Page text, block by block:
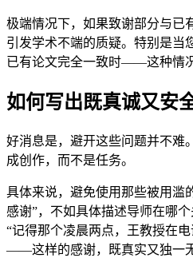
极端情况下，如果致谢部分与已
引发学术不端的质疑。特别是当
已有论文完全一致时——这种情
如何写出既真诚又安
好消息是，避开这些问题并不难
成创作，而不是任务。
具体来说，避免使用那些被用滥
感谢”，不如具体描述导师在哪
“记得那个凌晨两点，王教授在
——这样的感谢，既真实又独一